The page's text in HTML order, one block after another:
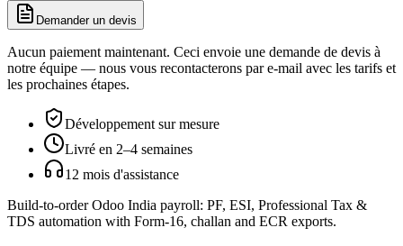
Demander un devis
Aucun paiement maintenant. Ceci envoie une demande de devis à
notre équipe — nous vous recontacterons par e-mail avec les tarifs et
les prochaines étapes.
Développement sur mesure
Livré en 2–4 semaines
12 mois d'assistance
Build-to-order Odoo India payroll: PF, ESI, Professional Tax &
TDS automation with Form-16, challan and ECR exports.